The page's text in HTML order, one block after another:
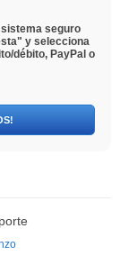
seguro
y selecciona
débito, PayPal o